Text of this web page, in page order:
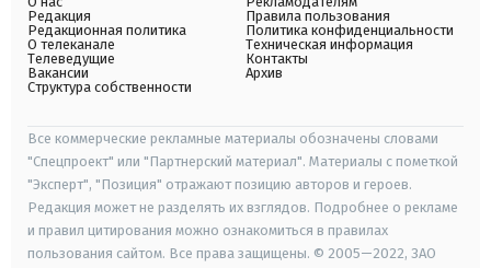
Редакция
Редакционная политика
О телеканале
Телеведущие
Вакансии
Структура собственности
Правила пользования
Политика конфиденциальности
Техническая информация
Контакты
Архив
Все коммерческие рекламные материалы обозначены словами
"Спецпроект" или "Партнерский материал". Материалы с пометкой
"Эксперт", "Позиция" отражают позицию авторов и героев.
Редакция может не разделять их взглядов. Подробнее о рекламе
и правил цитирования можно ознакомиться в правилах
пользования сайтом. Все права защищены. © 2005—2022, ЗАО